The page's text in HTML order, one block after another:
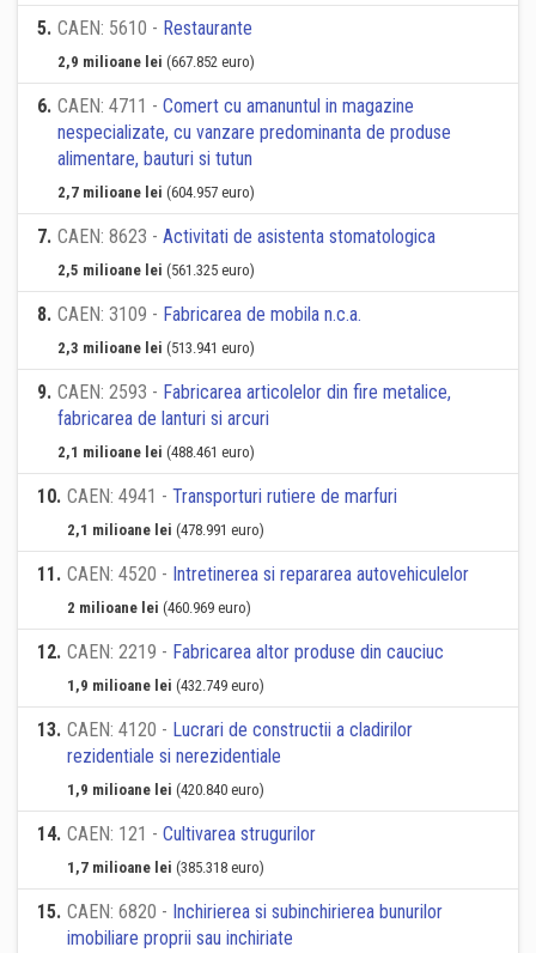
5. CAEN: 5610 - Restaurante
2,9 milioane lei (667.852 euro)
6. CAEN: 4711 - Comert cu amanuntul in magazine
nespecializate, cu vanzare predominanta de produse
alimentare, bauturi si tutun
2,7 milioane lei (604.957 euro)
7. CAEN: 8623 - Activitati de asistenta stomatologica
2,5 milioane lei (561.325 euro)
8. CAEN: 3109 - Fabricarea de mobila n.c.a.
2,3 milioane lei (513.941 euro)
9. CAEN: 2593 - Fabricarea articolelor din fire metalice,
fabricarea de lanturi si arcuri
2,1 milioane lei (488.461 euro)
10. CAEN: 4941 - Transporturi rutiere de marfuri
2,1 milioane lei (478.991 euro)
11. CAEN: 4520 - Intretinerea si repararea autovehiculelor
2 milioane lei (460.969 euro)
12. CAEN: 2219 - Fabricarea altor produse din cauciuc
1,9 milioane lei (432.749 euro)
13. CAEN: 4120 - Lucrari de constructii a cladirilor
rezidentiale si nerezidentiale
1,9 milioane lei (420.840 euro)
14. CAEN: 121 - Cultivarea strugurilor
1,7 milioane lei (385.318 euro)
15. CAEN: 6820 - Inchirierea si subinchirierea bunurilor
imobiliare proprii sau inchiriate